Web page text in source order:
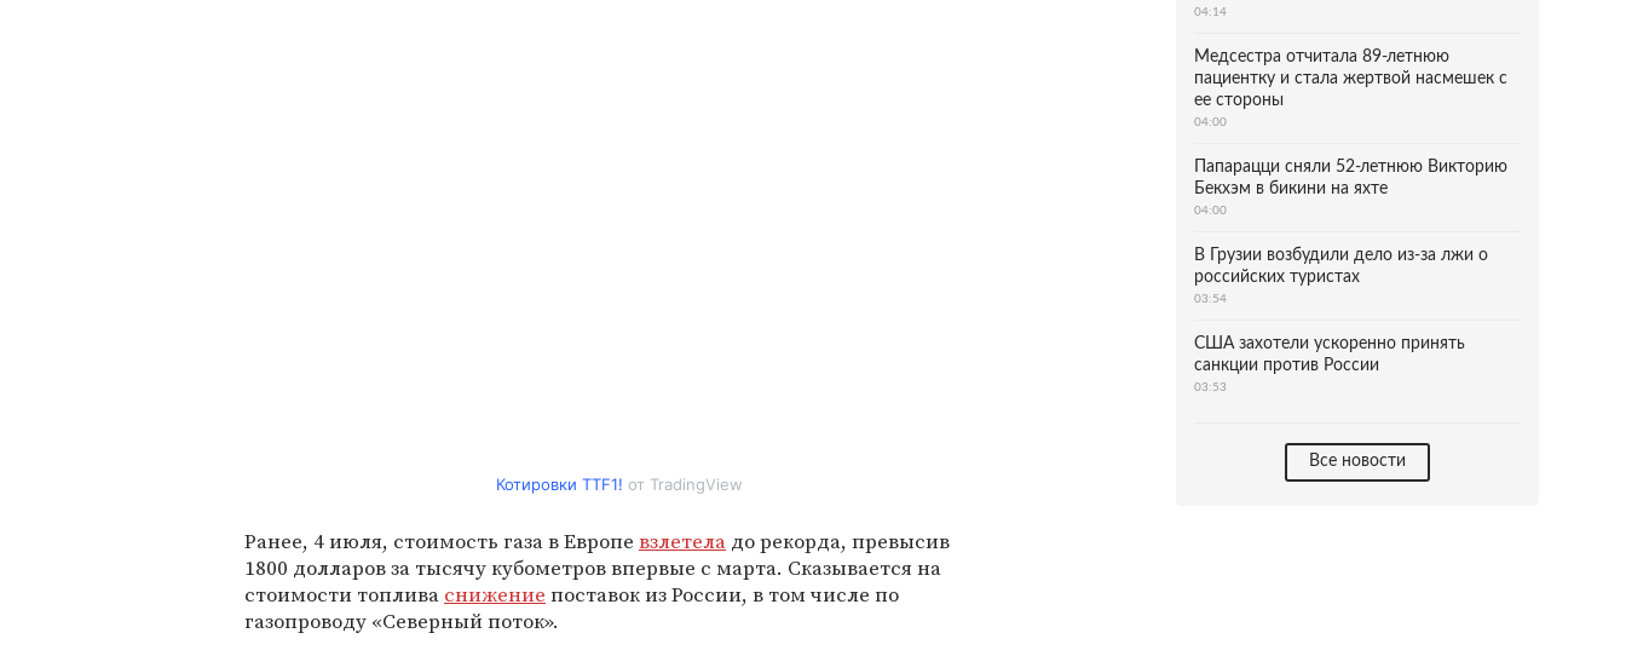
Котировки TTF1! от TradingView
Ранее, 4 июля, стоимость газа в Европе взлетела до рекорда, превысив
1800 долларов за тысячу кубометров впервые с марта. Сказывается на
стоимости топлива снижение поставок из России, в том числе по
газопроводу «Северный поток».
04:14
Медсестра отчитала 89-летнюю
пациентку и стала жертвой насмешек с
ее стороны
04:00
Папарацци сняли 52-летнюю Викторию
Бекхэм в бикини на яхте
04:00
В Грузии возбудили дело из-за лжи о
российских туристах
03:54
США захотели ускоренно принять
санкции против России
03:53
Все новости